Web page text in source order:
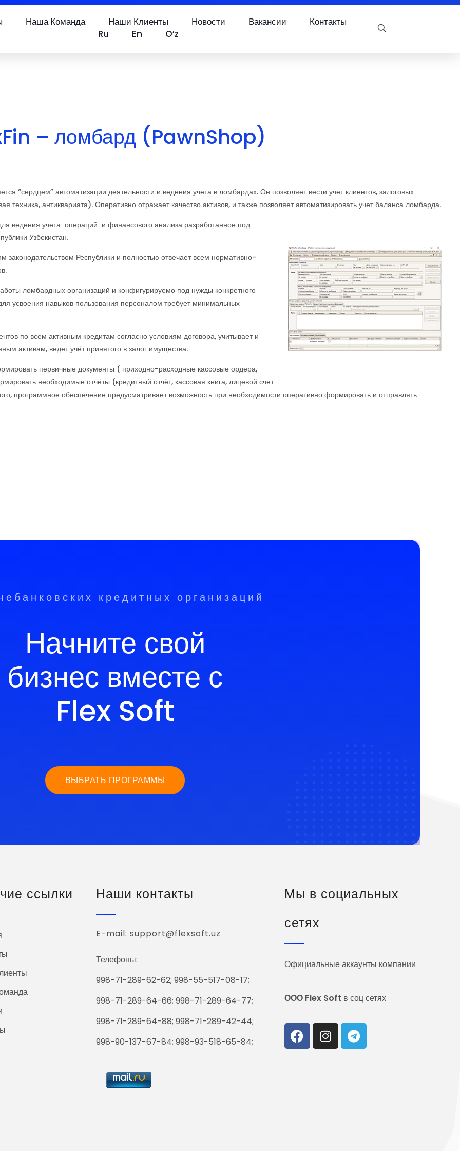
Наша Команда Наши Клиенты Новости Вакансии
Контакты
Ru
En O’z
– ломбард (PawnShop)
“сердцем” автоматизации деятельности и ведения учета в ломбардах. Он позволяет вести учет клиентов, залоговых
техника, антиквариата). Оперативно отражает качество активов, и также позволяет автоматизировать учет баланса ломбарда.
ведения учета операций и финансового анализа разработанное под
Узбекистан.
Республики и полностью отвечает всем нормативно-
ломбардных организаций и конфигурируемо под нужды конкретного
усвоения навыков пользования персоналом требует минимальных
по всем активным кредитам согласно условиям договора, учитывает и
активам, ведет учёт принятого в залог имущества.
первичные документы ( приходно-расходные кассовые ордера,
необходимые отчёты (кредитный отчёт, кассовая книга, лицевой счет
программное обеспечение предусматривает возможность при необходимости оперативно формировать и отправлять
кредитных организаций
Начните свой
бизнес вместе с
Flex Soft
ВЫБРАТЬ ПРОГРАММЫ
ссылки Наши контакты
E-mail: support@flexsoft.uz
Телефоны:
998-71-289-62-62; 998-55-517-08-17;
998-71-289-64-66; 998-71-289-64-77;
998-71-289-64-88; 998-71-289-42-44;
998-90-137-67-84; 998-93-518-65-84;
Мы в социальных
сетях
Официальные аккаунты компании
ООО Flex Soft в соц сетях